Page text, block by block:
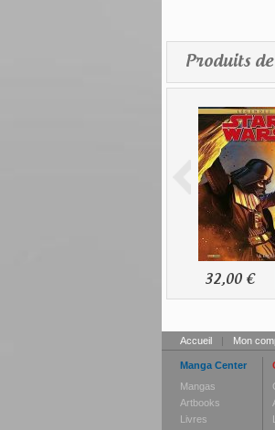
Produits
32,00 €
Accueil | Mon
Manga Center
Mangas
Artbooks
Livres